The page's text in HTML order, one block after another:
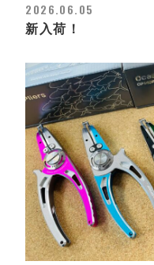
2026.06.05
新入荷！